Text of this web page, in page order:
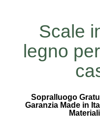
Scale
legno
Sopralluogo
Garanzia Made in